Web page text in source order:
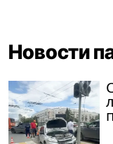
Новости